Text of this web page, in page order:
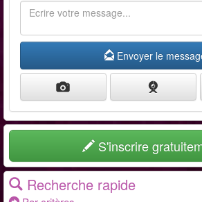
Envoyer le
S'inscrire
Recherche rapide